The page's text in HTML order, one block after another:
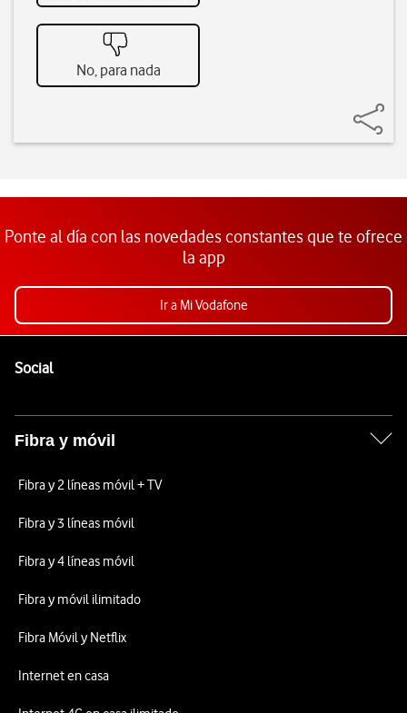
No, para nada
Ponte al día con las novedades constantes que te ofrece
la app
Ir a Mi Vodafone
SocialEnlaces a las redes sociales de Vodafone
Fibra y móvil
Fibra y 2 líneas móvil + TV
Fibra y 3 líneas móvil
Fibra y 4 líneas móvil
Fibra y móvil ilimitado
Fibra Móvil y Netflix
Internet en casa